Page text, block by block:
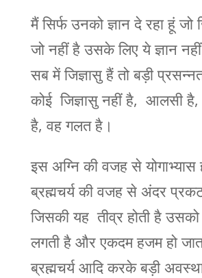
मैं सिर्फ उनको ज्ञान दे रहा हूं जो
जो नहीं है उसके लिए ये ज्ञान
सब में जिज्ञासु हैं तो बड़ी
कोई जिज्ञासु नहीं है, आलसी
है, वह गलत है।
इस अग्नि की वजह से योगाभ्यास
ब्रह्मचर्य की वजह से अंदर
जिसकी यह तीव्र होती है
लगती है और एकदम हजम हो
ब्रह्मचर्य आदि करके बड़ी